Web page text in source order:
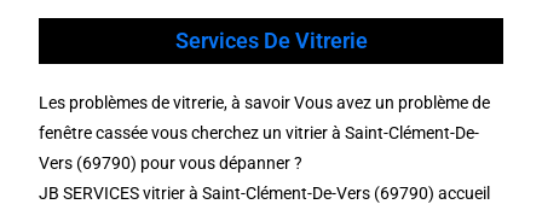
Services De Vitrerie
Les problèmes de vitrerie, à savoir Vous avez un problème de
fenêtre cassée vous cherchez un vitrier à Saint-Clément-De-
Vers (69790) pour vous dépanner ?
JB SERVICES vitrier à Saint-Clément-De-Vers (69790) accueil